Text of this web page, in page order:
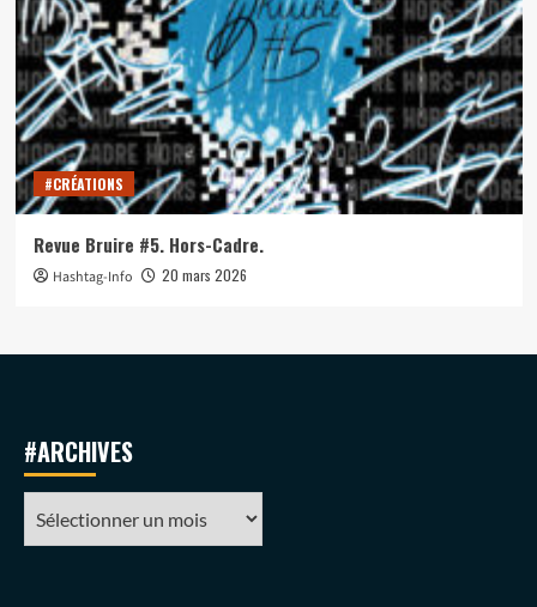
#CRÉATIONS
Revue Bruire #5. Hors-Cadre.
Hashtag-Info 20 mars 2026
#ARCHIVES